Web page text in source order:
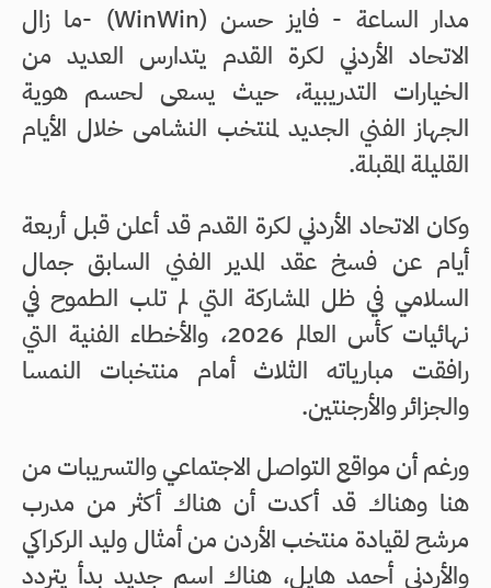
مدار الساعة - فايز حسن (WinWin) -ما زال
الاتحاد الأردني لكرة القدم يتدارس العديد من
الخيارات التدريبية، حيث يسعى لحسم هوية
الجهاز الفني الجديد لمنتخب النشامى خلال الأيام
القليلة المقبلة.
وكان الاتحاد الأردني لكرة القدم قد أعلن قبل أربعة
أيام عن فسخ عقد المدير الفني السابق جمال
السلامي في ظل المشاركة التي لم تلب الطموح في
نهائيات كأس العالم 2026، والأخطاء الفنية التي
رافقت مبارياته الثلاث أمام منتخبات النمسا
والجزائر والأرجنتين.
ورغم أن مواقع التواصل الاجتماعي والتسريبات من
هنا وهناك قد أكدت أن هناك أكثر من مدرب
مرشح لقيادة منتخب الأردن من أمثال وليد الركراكي
والأردني أحمد هايل، هناك اسم جديد بدأ يتردد